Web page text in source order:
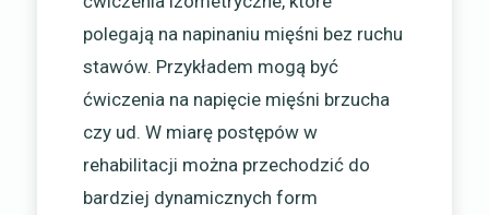
polegają na napinaniu mięśni bez ruchu
stawów. Przykładem mogą być
ćwiczenia na napięcie mięśni brzucha
czy ud. W miarę postępów w
rehabilitacji można przechodzić do
bardziej dynamicznych form